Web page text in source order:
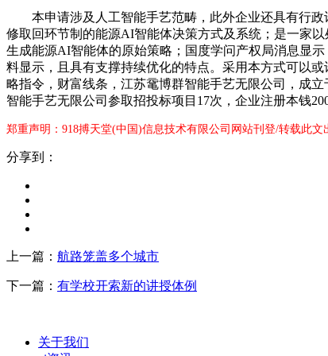
本申请涉及人工智能手艺范畴，此外企业还具有行政
修取回环节制的能源AI智能体决策方式及系统；是一家
生成能源AI智能体的原始策略；国度学问产权局消息显
料显示，且具有支撑持续优化的特点。采用本方式可以
略指令，财富线条，江苏鼋博群智能手艺无限公司，成
智能手艺无限公司参取招投标项目17次，企业注册本钱
郑重声明：918搏天堂(中国)信息技术有限公司网站刊登/转载此
分享到：
上一篇： 航路笼盖多个城市
下一篇： 有学校开索新的讲授体例
关于我们